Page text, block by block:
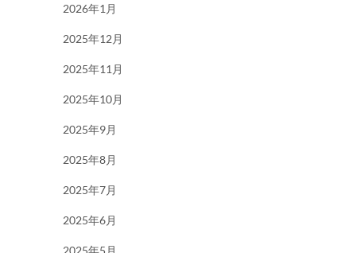
2026年1月
2025年12月
2025年11月
2025年10月
2025年9月
2025年8月
2025年7月
2025年6月
2025年5月